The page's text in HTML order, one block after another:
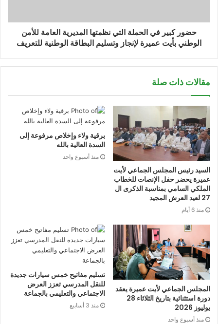
حضور كبير في الحملة التي نظمتها المديرية العامة للأمن
الوطني بأيت عميرة لإنجاز وتسليم البطاقة الوطنية للتعريف
مقالات ذات صلة
السيد رئيس المجلس الجماعي لأيت
عميرة يحضر حفل الإنصات للخطاب
الملكي السامي بمناسبة الذكرى ال
27 لعيد العرش المجيد
منذ 6 أيام
برقية ولاء وإخلاص مرفوعة إلى
السدة العالية بالله
منذ أسبوع واحد
المجلس الجماعي لأيت عميرة يعقد
دورة استثنائية بتاريخ الثلاثاء 28
يوليوز 2026
منذ أسبوع واحد
تسليم مفاتيح خمس سيارات جديدة
للنقل المدرسي تعزز العرض
الاجتماعي والتعليمي بالجماعة
منذ 3 أسابيع